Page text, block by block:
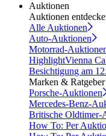
Auktionen
Auktionen
Alle Auktionen
Auto-Auktionen
Motorrad-
HighlightVienna
Besichtigung am
Marken & Ratgeber
Porsche-Auktionen
Mercedes-Benz-
Britische Oldtimer-
How To: Per